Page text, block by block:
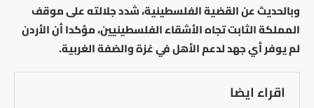
وبالحديث عن القضية الفلسطينية، شدد جلالته على موقف
المملكة الثابت تجاه الأشقاء الفلسطينيين، مؤكدا أن الأردن
لم يوفر أي جهد لدعم الأهل في غزة والضفة الغربية.
اقراء ايضا